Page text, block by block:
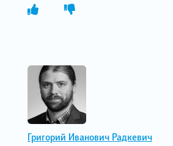
Григорий Иванович Радкевич